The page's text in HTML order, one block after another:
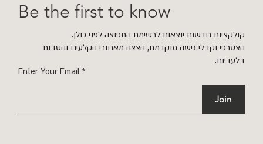
Enter Your Email
Join
Be the first to know
קולקציות חדשות יוצאות לרשימת התפוצה לפני כולן.
הצטרפי וקבלי גישה מוקדמת, הצצה מאחורי הקלעים והטבות
בלעדיות.